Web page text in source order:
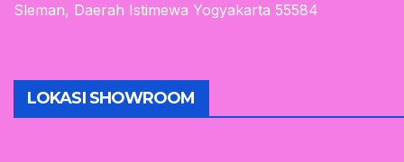
Sleman, Daerah Istimewa Yogyakarta 55584
LOKASI SHOWROOM